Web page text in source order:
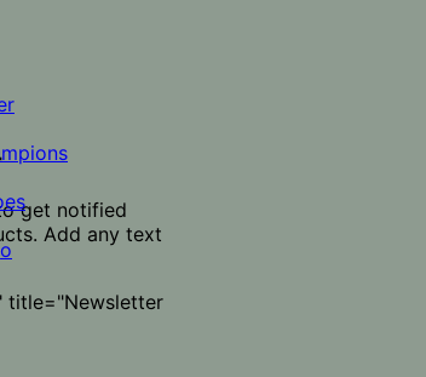
get notified
Add any text
title="Newsletter